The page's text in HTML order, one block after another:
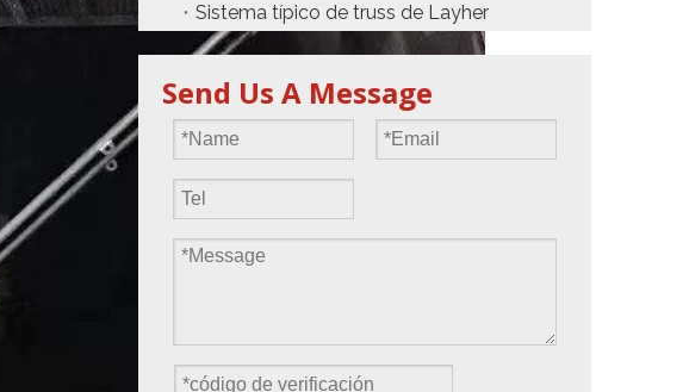
Sistema típico de truss de Layher
Send Us A Message